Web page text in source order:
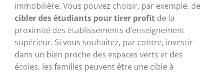
immobilière. Vous pouvez choisir, par exemple, de
cibler des étudiants pour tirer profit de la
proximité des établissements d’enseignement
supérieur. Si vous souhaitez, par contre, investir
dans un bien proche des espaces verts et des
écoles, les familles peuvent être une cible à